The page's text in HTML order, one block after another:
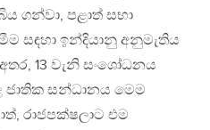
ගන්වා, පළාත් සභා
සඳහා ඉන්දියානු අනුමැතිය
13 වැනි සංශෝධනය
ජාතික සන්ධානය මෙම
රාජපක්ෂලාට එම